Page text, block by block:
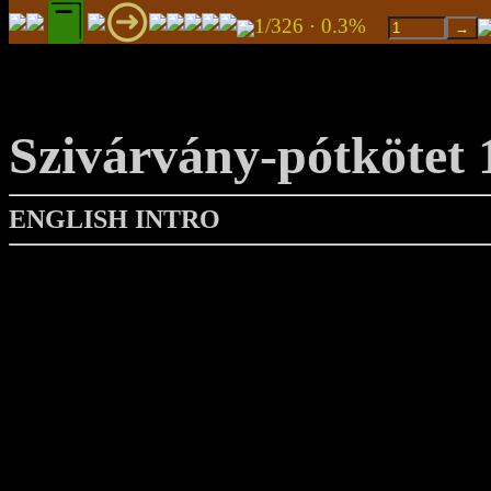
1/326 · 0.3%
Szivárvány-pótkötet
ENGLISH INTRO